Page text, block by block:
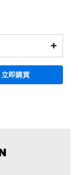
立即購買